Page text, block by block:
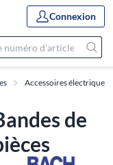
Connexion
Accessoires électrique
de